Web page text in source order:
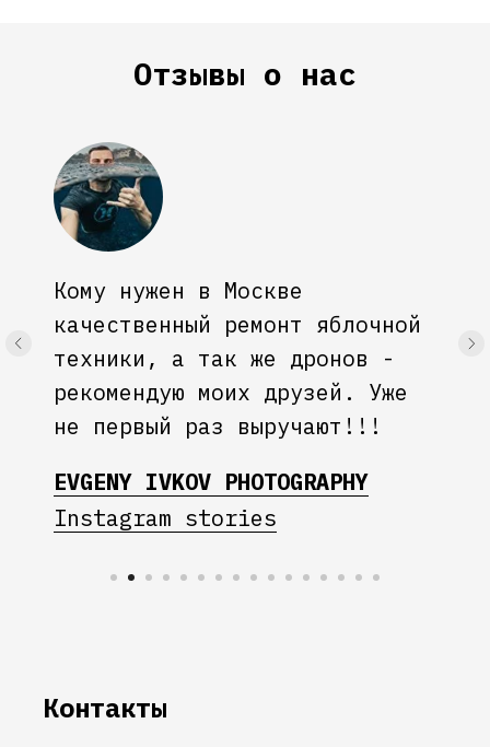
Отзывы о нас
Кому нужен в Москве
качественный ремонт яблочной
техники, а так же дронов -
рекомендую моих друзей. Уже
не первый раз выручают!!!
EVGENY IVKOV PHOTOGRAPHY
Instagram stories
Контакты